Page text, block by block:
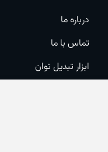
درباره ما
تماس با ما
ابزار تبدیل توان